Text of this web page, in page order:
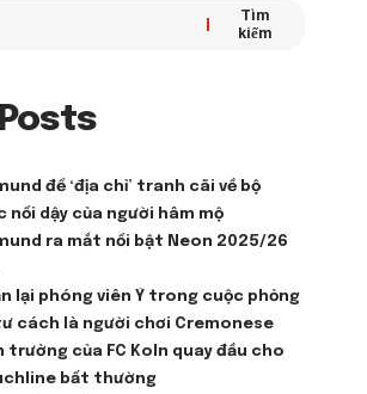
Tìm
kiếm
để ‘địa chỉ’ tranh cãi về bộ
nổi dậy của người hâm mộ
ra mắt nổi bật Neon 2025/26
lại phóng viên Ý trong cuộc phỏng
cách là người chơi Cremonese
trưởng của FC Koln quay đầu cho
bất thường